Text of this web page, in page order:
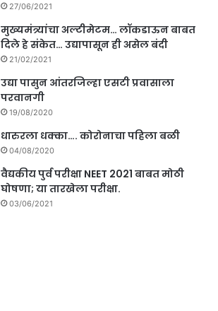
27/06/2021
मुख्यमंत्र्यांचा अल्टीमेटम… लॉकडाऊन बाबत
दिले हे संकेत… उद्यापासून ही असेल बंदी
21/02/2021
उद्या पासुन आंतरजिल्हा एसटी प्रवासाला
परवानगी
19/08/2020
धारुरला धक्का…. कोरोनाचा पहिला बळी
04/08/2020
वैद्यकीय पुर्व परीक्षा NEET 2021 बाबत मोठी
घोषणा; या तारखेला परीक्षा.
03/06/2021